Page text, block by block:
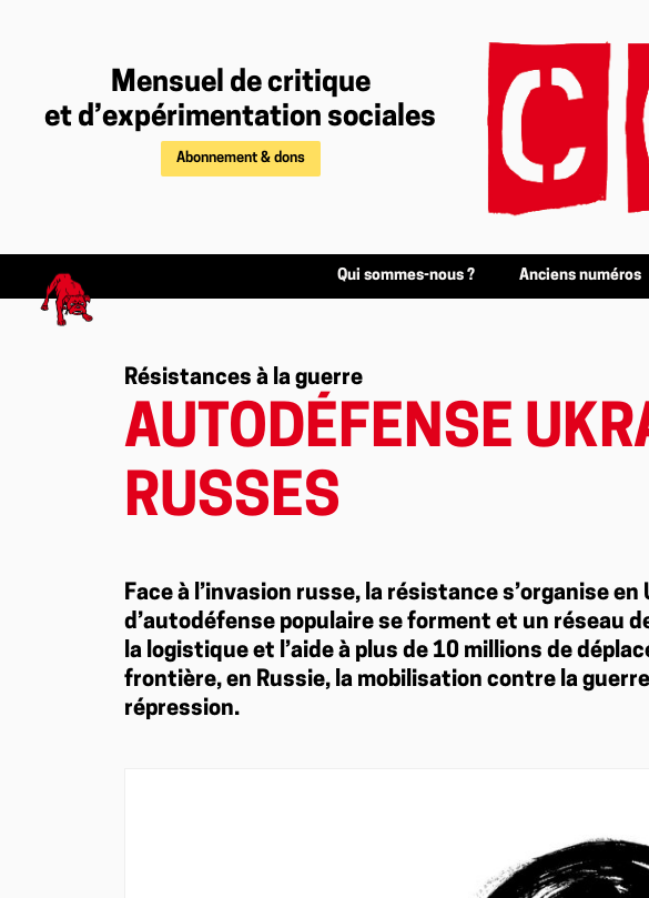
Mensuel de critique
et d’expérimentation sociales
Abonnement & dons
Qui sommes-nous ? Anciens numéros
Résistances à la guerre
AUTODÉFENSE
RUSSES
Face à l’invasion russe, la résistance s’organise en
d’autodéfense populaire se forment et un réseau
la logistique et l’aide à plus de 10 millions de
frontière, en Russie, la mobilisation contre la
répression.